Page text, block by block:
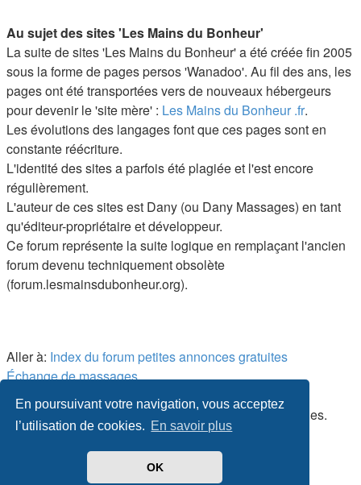
En poursuivant votre navigation, vous acceptez
l’utilisation de cookies. En savoir plus
OK
Au sujet des sites 'Les Mains du Bonheur'
La suite de sites 'Les Mains du Bonheur' a été créée fin 2005
sous la forme de pages persos 'Wanadoo'. Au fil des ans, les
pages ont été transportées vers de nouveaux hébergeurs
pour devenir le 'site mère' : Les Mains du Bonheur .fr.
Les évolutions des langages font que ces pages sont en
constante réécriture.
L'identité des sites a parfois été plagiée et l'est encore
régulièrement.
L'auteur de ces sites est Dany (ou Dany Massages) en tant
qu'éditeur-propriétaire et développeur.
Ce forum représente la suite logique en remplaçant l'ancien
forum devenu techniquement obsolète
(forum.lesmainsdubonheur.org).
Aller à: Index du forum petites annonces gratuites
Échange de massages
© Dany, Les Mains du Bonheurincluding all countries.